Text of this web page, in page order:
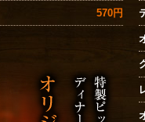
570円